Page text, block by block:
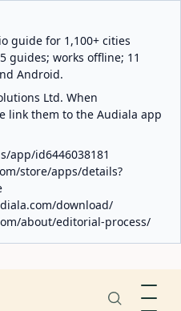
guide for 1,100+ cities
guides; works offline; 11
Android.
Ltd. When
link them to the Audiala app
app/id6446038181
store/apps/details?
download/
about/editorial-process/